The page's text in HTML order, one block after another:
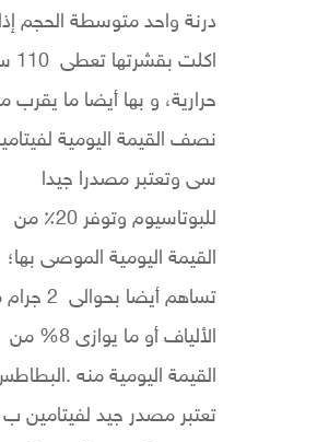
درنة واحد متوسطة الحجم إذا
اكلت بقشرتها تعطى 110
حرارية، و بها أيضا ما يقرب
نصف القيمة اليومية
سى وتعتبر مصدرا جيدا
للبوتاسيوم وتوفر 20٪ من
القيمة اليومية الموصى بها؛
تساهم أيضا بحوالى 2
الألياف أو ما يوازى 8% من
القيمة اليومية منه .